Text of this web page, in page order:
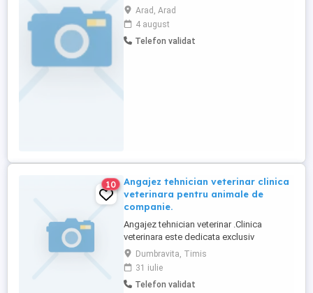
Oferim:Contract de muncă full-
time,perioadă nedeterminată.Salariu
motivant (se discută la interviu).Mediu de
lucru stabil. Cerințe:Studii de specialitate
Arad, Arad
4 august
Telefon validat
10
Angajez tehnician veterinar clinica
veterinara pentru animale de
companie.
Angajez tehnician veterinar .Clinica
veterinara este dedicata exclusiv
animalelor de companie și este situata in
Dumbrăvița județul Timiș. Clinica are
dotări moderne, investește în educația
continua a personalului și oferă beneficii
Dumbravita, Timis
31 iulie
Telefon validat